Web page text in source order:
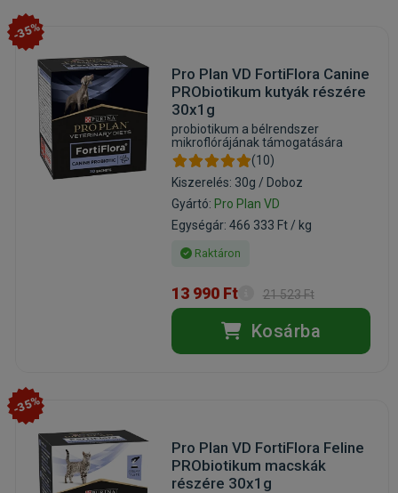
-35%
Pro Plan VD FortiFlora Canine
PRObiotikum kutyák részére
30x1g
probiotikum a bélrendszer
mikroflórájának támogatására
(10)
Kiszerelés: 30g / Doboz
Gyártó: Pro Plan VD
Egységár: 466 333 Ft / kg
Raktáron
13 990 Ft 21 523 Ft
Kosárba
-35%
Pro Plan VD FortiFlora Feline
PRObiotikum macskák
részére 30x1g